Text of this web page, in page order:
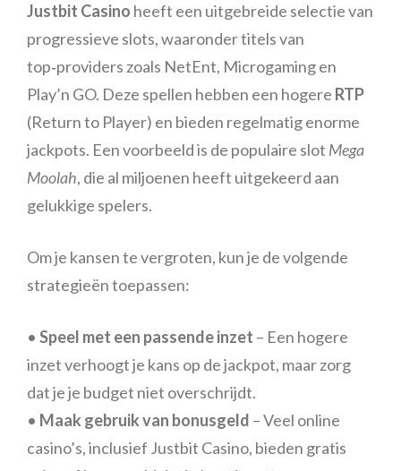
Justbit Casino heeft een uitgebreide selectie van
progressieve slots, waaronder titels van
top‑providers zoals NetEnt, Microgaming en
Play’n GO. Deze spellen hebben een hogere RTP
(Return to Player) en bieden regelmatig enorme
jackpots. Een voorbeeld is de populaire slot Mega
Moolah, die al miljoenen heeft uitgekeerd aan
gelukkige spelers.
Om je kansen te vergroten, kun je de volgende
strategieën toepassen:
• Speel met een passende inzet – Een hogere
inzet verhoogt je kans op de jackpot, maar zorg
dat je je budget niet overschrijdt.
• Maak gebruik van bonusgeld – Veel online
casino’s, inclusief Justbit Casino, bieden gratis